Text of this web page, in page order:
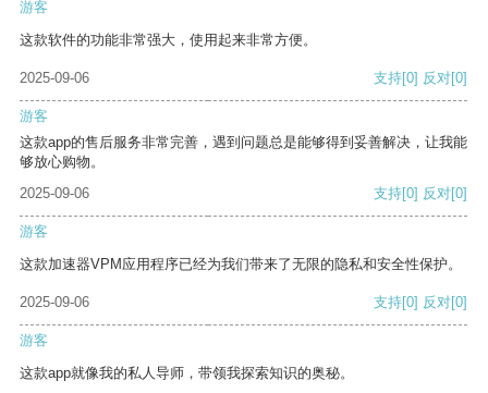
游客
这款软件的功能非常强大，使用起来非常方便。
2025-09-06 支持[0] 反对[0]
游客
这款app的售后服务非常完善，遇到问题总是能够得到妥善解决，让我能
够放心购物。
2025-09-06
支持[0] 反对[0]
游客
这款加速器VPM应用程序已经为我们带来了无限的隐私和安全性保护。
2025-09-06 支持[0] 反对[0]
游客
这款app就像我的私人导师，带领我探索知识的奥秘。